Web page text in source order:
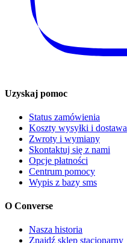
Uzyskaj pomoc
Status zamówienia
Koszty wysyłki i dostawa
Zwroty i wymiany
Skontaktuj się z nami
Opcje płatności
Centrum pomocy
Wypis z bazy sms
O Converse
Nasza historia
Znajdź sklep stacjonarny